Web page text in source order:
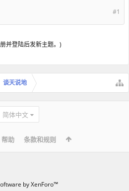
#1
并登陆后发新主题。)
谈天说地
简体中文
帮助 条款和规则
by XenForo™